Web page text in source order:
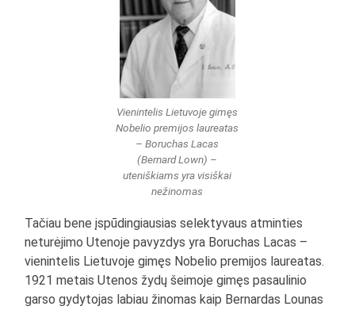
Vienintelis Lietuvoje gimęs
Nobelio premijos laureatas
– Boruchas Lacas
(Bernard Lown) –
uteniškiams yra visiškai
nežinomas
Tačiau bene įspūdingiausias selektyvaus atminties
neturėjimo Utenoje pavyzdys yra Boruchas Lacas –
vienintelis Lietuvoje gimęs Nobelio premijos laureatas.
1921 metais Utenos žydų šeimoje gimęs pasaulinio
garso gydytojas labiau žinomas kaip Bernardas Lounas